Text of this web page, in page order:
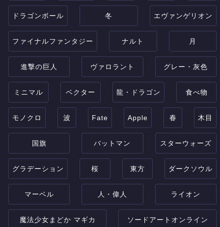
ドラゴンボール 冬 エヴァンゲリオン
ファイナルファンタジー ナルト 月
進撃の巨人 ヴァロラント グレー・灰色
ミニマル ベクター 龍・ドラゴン 食べ物
モノクロ 波 Fate Apple 春 木目
国旗 バットマン スターウォーズ
グラデーション 桜 東方 ダークソウル
マーベル 人・偉人 ライオン
魔法少女まどか マギカ ソードアートオンライン